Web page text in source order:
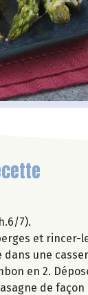
7).
et
dans une
en 2.
de